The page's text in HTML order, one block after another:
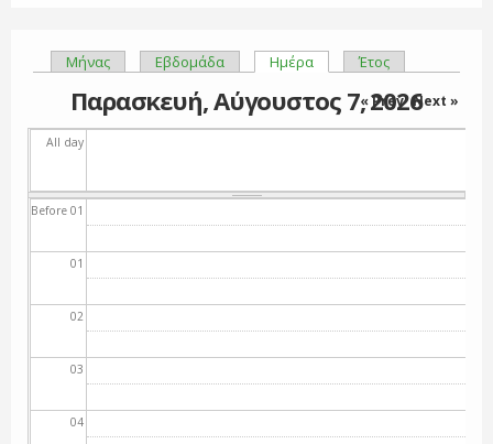
Πρωτεύουσες καρτέλες
Μήνας Εβδομάδα Ημέρα(ενεργή καρτέλα)
Έτος
Παρασκευή, Αύγουστος 7, 2026
« Prev Next »
All day
Before 01
01
02
03
04